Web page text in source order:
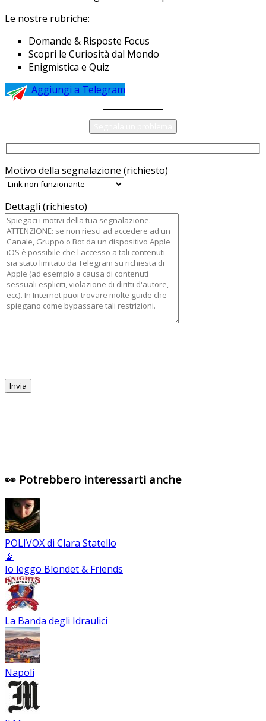
Le nostre rubriche:
Domande & Risposte Focus
Scopri le Curiosità dal Mondo
Enigmistica e Quiz
Aggiungi a Telegram
Motivo della segnalazione (richiesto)
Dettagli (richiesto)
👀 Potrebbero interessarti anche
POLIVOX di Clara Statello
📡
Io leggo Blondet & Friends
La Banda degli Idraulici
Napoli